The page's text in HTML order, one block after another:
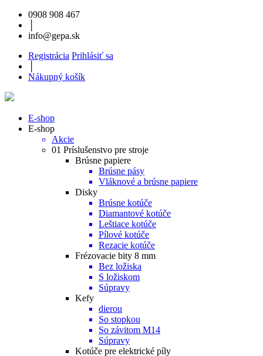
0908 908 467
info@gepa.sk
Registrácia Prihlásiť sa
Nákupný košík
E-shop
E-shop
Akcie
01 Príslušenstvo pre stroje
Brúsne papiere
Brúsne pásy
Vláknové a brúsne papiere
Disky
Brúsne kotúče
Diamantové kotúče
Leštiace kotúče
Pílové kotúče
Rezacie kotúče
Frézovacie bity 8 mm
Bez ložiska
S ložiskom
Súpravy
Kefy
dierou
So stopkou
So závitom M14
Súpravy
Kotúče pre elektrické píly